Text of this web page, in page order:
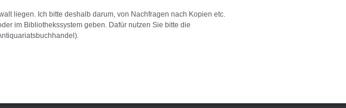
liegen. Ich bitte deshalb darum, von Nachfragen nach Kopien etc.
im Bibliothekssystem geben. Dafür nutzen Sie bitte die